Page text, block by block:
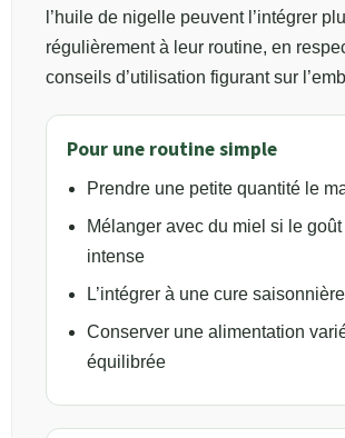
l’huile de nigelle peuvent l’intégrer
régulièrement à leur routine, en
conseils d’utilisation figurant sur
Pour une routine simple
Prendre une petite quantité le
Mélanger avec du miel si le goût
intense
L’intégrer à une cure saisonnière
Conserver une alimentation
équilibrée